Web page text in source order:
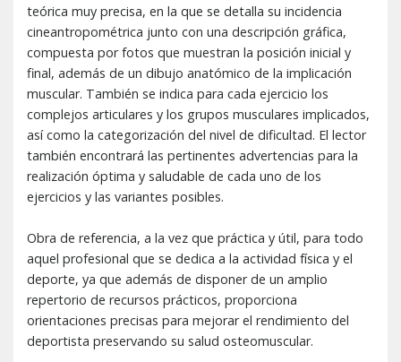
teórica muy precisa, en la que se detalla su incidencia
cineantropométrica junto con una descripción gráfica,
compuesta por fotos que muestran la posición inicial y
final, además de un dibujo anatómico de la implicación
muscular. También se indica para cada ejercicio los
complejos articulares y los grupos musculares implicados,
así como la categorización del nivel de dificultad. El lector
también encontrará las pertinentes advertencias para la
realización óptima y saludable de cada uno de los
ejercicios y las variantes posibles.
Obra de referencia, a la vez que práctica y útil, para todo
aquel profesional que se dedica a la actividad física y el
deporte, ya que además de disponer de un amplio
repertorio de recursos prácticos, proporciona
orientaciones precisas para mejorar el rendimiento del
deportista preservando su salud osteomuscular.